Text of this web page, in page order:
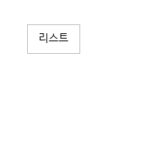
리스트